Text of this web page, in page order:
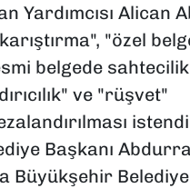
Yardımcısı Alican
"özel
belgede
ve "rüşvet"
Başkanı
Büyükşehir Belediye